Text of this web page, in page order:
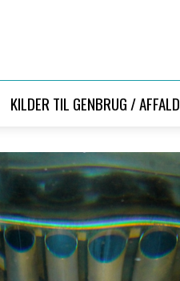
KILDER TIL GENBRUG / AFFALD